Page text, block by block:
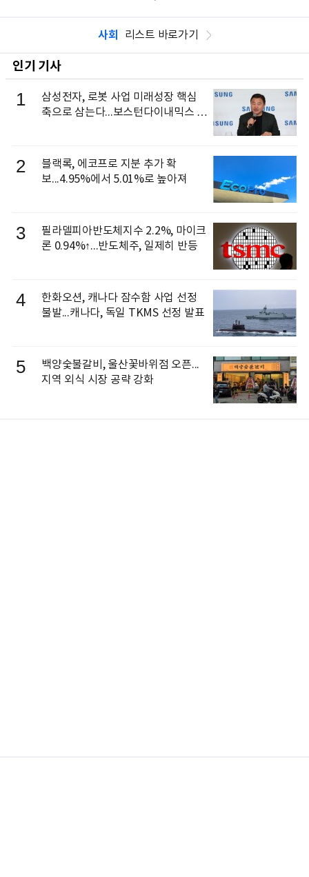
사회 리스트 바로가기
인기 기사
1
삼성전자, 로봇 사업 미래성장 핵심
축으로 삼는다...보스턴다이내믹스 출
2
블랙록, 에코프로 지분 추가 확
보...4.95%에서 5.01%로 높아져
3
필라델피아반도체지수 2.2%, 마이크
론 0.94%↑...반도체주, 일제히 반등
4
한화오션, 캐나다 잠수함 사업 선정
불발...캐나다, 독일 TKMS 선정 발표
5
백양숯불갈비, 울산꽃바위점 오픈...
지역 외식 시장 공략 강화